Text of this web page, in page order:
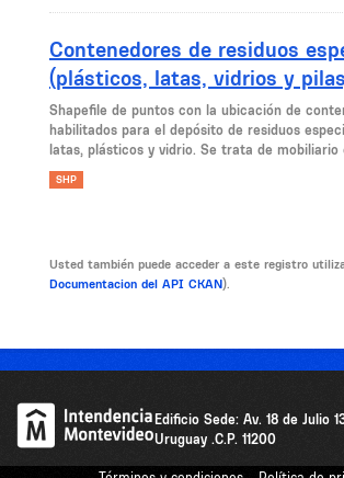
Contenedores de residuos
(plásticos, latas, vidrios y
Shapefile de puntos con la ubicación de
habilitados para el depósito de residuos
latas, plásticos y vidrio. Se trata de mobiliario
SHP
Usted también puede acceder a este registro
Documentacion del API CKAN).
Edificio Sede: Av. 18 de Julio
Uruguay .C.P. 11200